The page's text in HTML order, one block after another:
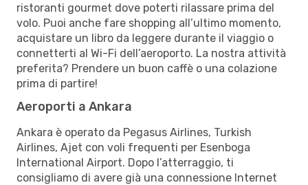
ristoranti gourmet dove poterti rilassare prima del
volo. Puoi anche fare shopping all’ultimo momento,
acquistare un libro da leggere durante il viaggio o
connetterti al Wi-Fi dell’aeroporto. La nostra attività
preferita? Prendere un buon caffè o una colazione
prima di partire!
Aeroporti a Ankara
Ankara è operato da Pegasus Airlines, Turkish
Airlines, Ajet con voli frequenti per Esenboga
International Airport. Dopo l’atterraggio, ti
consigliamo di avere già una connessione Internet